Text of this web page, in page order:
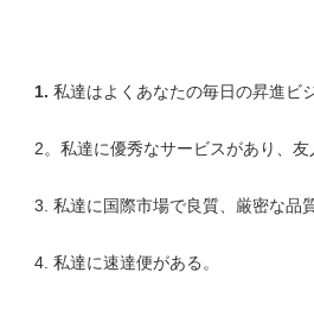
1. 私達はよくあなたの毎日の昇進ビ
2。 私達に優秀なサービスがあり、友
3. 私達に国際市場で良質、厳密な品
4. 私達に速達便がある。